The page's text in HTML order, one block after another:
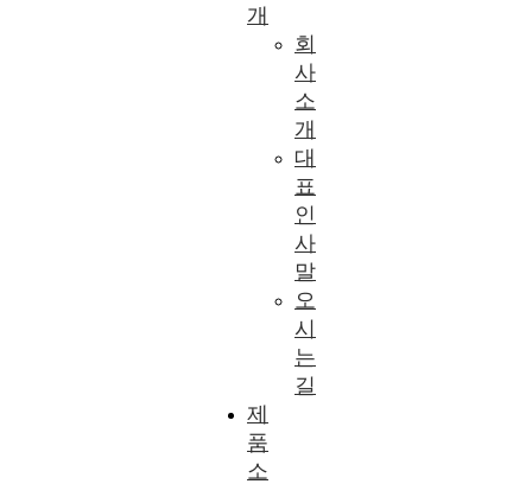
개
회
사
소
개
대
표
인
사
말
오
시
는
길
제
품
소